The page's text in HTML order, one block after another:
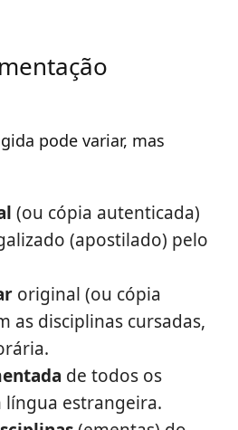
pode variar, mas
(ou cópia autenticada)
(apostilado) pelo
original (ou cópia
as disciplinas cursadas,
de todos os
estrangeira.